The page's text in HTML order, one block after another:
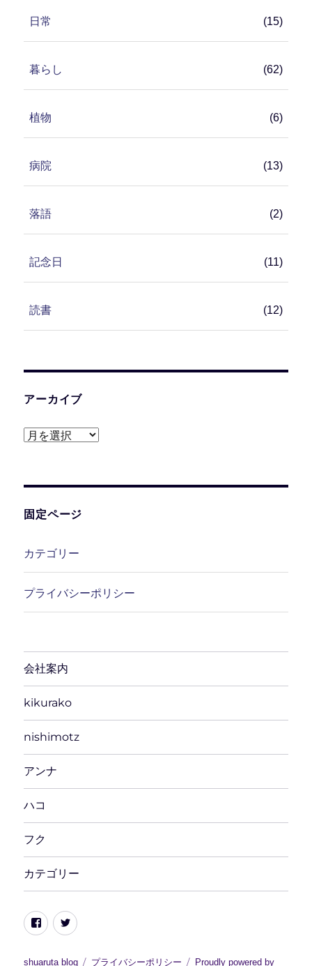
日常 (15)
暮らし (62)
植物 (6)
病院 (13)
落語 (2)
記念日 (11)
読書 (12)
アーカイブ
ア
ブ
固定ページ
カテゴリー
プライバシーポリシー
会社案内
kikurako
nishimotz
アンナ
ハコ
フク
カテゴリー
FacebookTwitter
shuaruta blog プライバシーポリシー Proudly powered by